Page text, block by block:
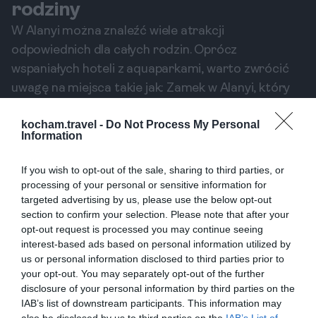
kocham.travel - Do Not Process My Personal
Information
If you wish to opt-out of the sale, sharing to third parties, or
processing of your personal or sensitive information for
targeted advertising by us, please use the below opt-out
section to confirm your selection. Please note that after your
opt-out request is processed you may continue seeing
interest-based ads based on personal information utilized by
us or personal information disclosed to third parties prior to
your opt-out. You may separately opt-out of the further
disclosure of your personal information by third parties on the
IAB’s list of downstream participants. This information may
rodziny
W Alanyi można znaleźć wiele atrakcji
odpowiednich dla całych rodzin. Oprócz
wspaniałych hoteli z aquaparkami, warto zwrócić
uwagę na miejsca takie jak: Zamek w Alanyi, który
Archeologiczne, które zafascynuje małych i dużych
Beach czy Damlatas Beach, oferują atrakcje takie
jak sporty wodne, które dostarczą dodatkskiej
dawki emocji.
Dlaczego Alanya jest idealnym miejscem na
wakacje z dziećmi?
Alanya to doskonałe miejsce do spędzenia czasu z
rodziną, przede wszystkim dzięki sprzyjającemu
klimatowi. Latem można cieszyć się słońcem i
ciepłymi wodami Morza Śródziemnego, co sprawia,